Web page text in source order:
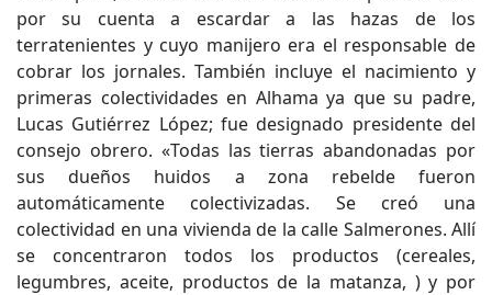
por su cuenta a escardar a las hazas de los
terratenientes y cuyo manijero era el responsable de
cobrar los jornales. También incluye el nacimiento y
primeras colectividades en Alhama ya que su padre,
Lucas Gutiérrez López; fue designado presidente del
consejo obrero. «Todas las tierras abandonadas por
sus dueños huidos a zona rebelde fueron
automáticamente colectivizadas. Se creó una
colectividad en una vivienda de la calle Salmerones. Allí
se concentraron todos los productos (cereales,
legumbres, aceite, productos de la matanza, ) y por